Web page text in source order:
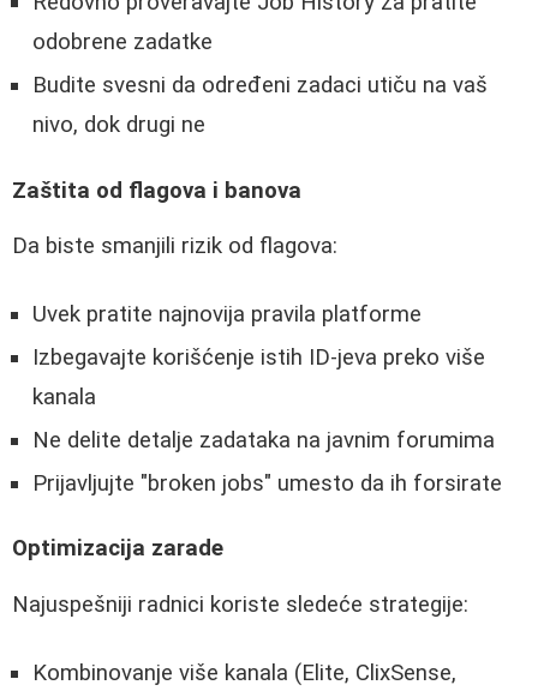
odobrene zadatke
Budite svesni da određeni zadaci utiču na vaš
nivo, dok drugi ne
Zaštita od flagova i banova
Da biste smanjili rizik od flagova:
Uvek pratite najnovija pravila platforme
Izbegavajte korišćenje istih ID-jeva preko više
kanala
Ne delite detalje zadataka na javnim forumima
Prijavljujte "broken jobs" umesto da ih forsirate
Optimizacija zarade
Najuspešniji radnici koriste sledeće strategije:
Kombinovanje više kanala (Elite, ClixSense,